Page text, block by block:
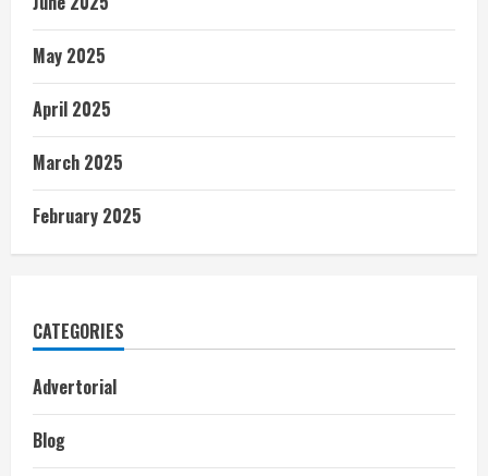
May 2025
April 2025
March 2025
February 2025
CATEGORIES
Advertorial
Blog